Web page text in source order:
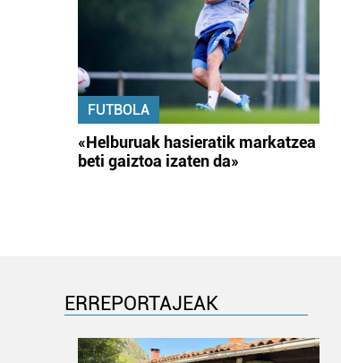
FUTBOLA
«Helburuak hasieratik markatzea
beti gaiztoa izaten da»
ERREPORTAJEAK